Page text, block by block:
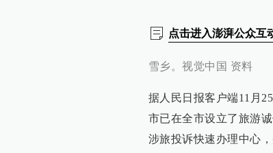
点击进入澎湃公众互
雪乡。视觉中国 资料
据人民日报客户端11月
市已在全市设立了旅游
涉旅投诉快速办理中心